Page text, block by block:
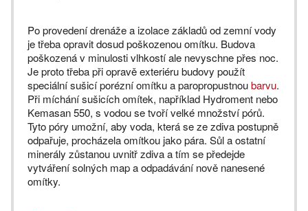
Po provedení drenáže a izolace základů od zemní vody
je třeba opravit dosud poškozenou omítku. Budova
poškozená v minulosti vlhkostí ale nevyschne přes noc.
Je proto třeba při opravě exteriéru budovy použít
speciální sušicí porézní omítku a paropropustnoubarvu.
Při míchání sušicích omítek, například Hydroment nebo
Kemasan 550, s vodou se tvoří velké množství pórů.
Tyto póry umožní, aby voda, která se ze zdiva postupně
odpařuje, procházela omítkou jako pára. Sůl a ostatní
minerály zůstanou uvnitř zdiva a tím se předejde
vytváření solných map a odpadávání nově nanesené
omítky.